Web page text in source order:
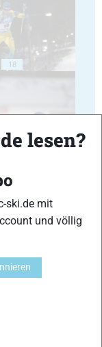
18
22
lesen?
ski.de mit
und völlig